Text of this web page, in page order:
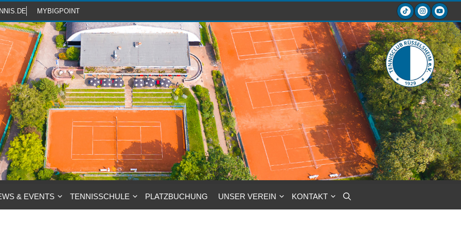
MYBIGPOINT
& EVENTS TENNISSCHULE PLATZBUCHUNG UNSER VEREIN KONTAKT